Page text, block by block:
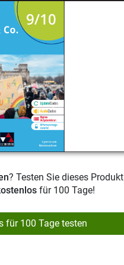
? Testen Sie dieses Produkt
für 100 Tage!
für 100 Tage testen